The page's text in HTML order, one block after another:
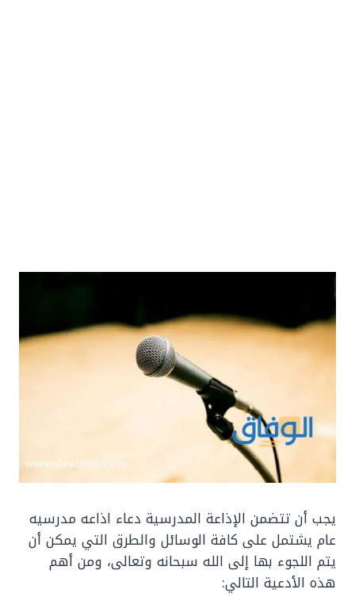
يجب أن تتضمن الإذاعة المدرسية دعاء اذاعه مدرسيه
عام يشتمل على كافة الوسائل والطرق التي يمكن أن
يتم اللجوء بها إلى الله سبحانه وتعالى، ومن أهم
هذه الأدعية التالي: